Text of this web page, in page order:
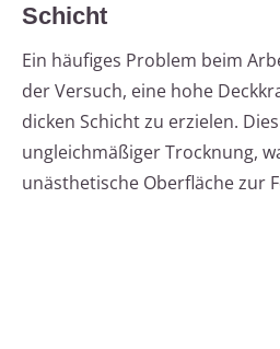
Schicht
Ein häufiges Problem beim
der Versuch, eine hohe
dicken Schicht zu erzielen.
ungleichmäßiger Trocknung,
unästhetische Oberfläche zur